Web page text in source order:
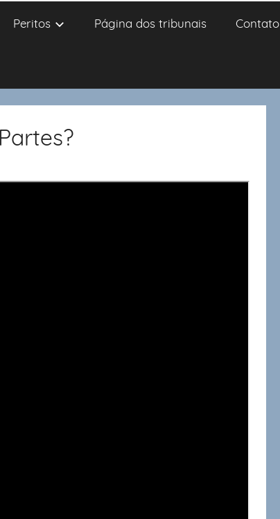
Peritos Página dos tribunais Contato